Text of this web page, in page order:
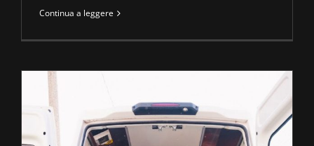
Continua a leggere